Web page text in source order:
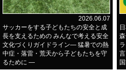
2026.06.07
サッカーをする子どもたちの安全と成
長を支えるための みんなで考える安全
文化づくりガイドライン― 猛暑での熱
中症・落雷・荒天から子どもたちを守
るために ―